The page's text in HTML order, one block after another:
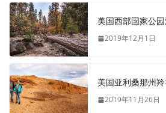
美国西部国家公园
2019年12月1日
美国亚利桑那州
2019年11月26日